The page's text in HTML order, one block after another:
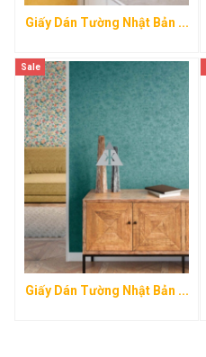
Giấy Dán Tường Nhật Bản ...
Sale
Giấy Dán Tường Nhật Bản ...